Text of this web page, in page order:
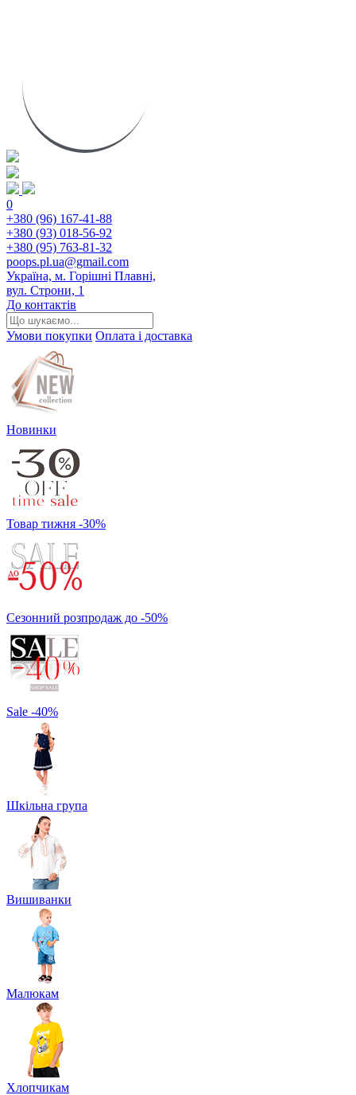
0
+380 (96) 167-41-88
+380 (93) 018-56-92
+380 (95) 763-81-32
poops.pl.ua@gmail.com
Україна, м. Горішні Плавні,
вул. Строни, 1
До контактів
Умови покупки Оплата і доставка
Новинки
Товар тижня -30%
Сезонний розпродаж до -50%
Sale -40%
Шкільна група
Вишиванки
Малюкам
Хлопчикам